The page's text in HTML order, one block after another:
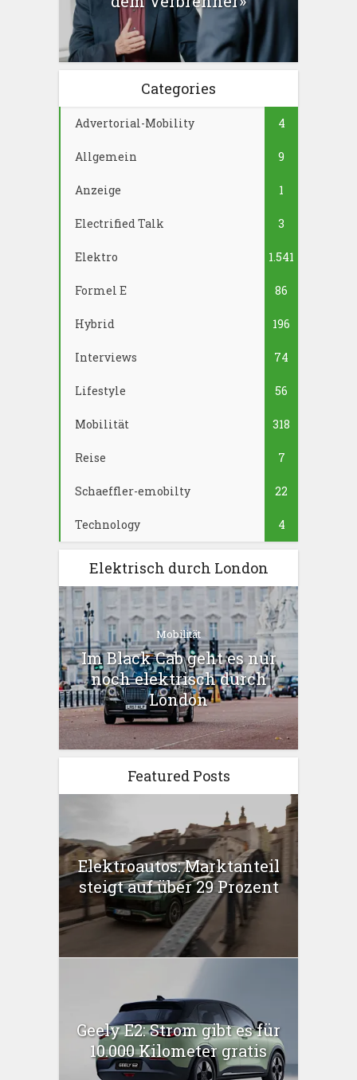
Categories
Advertorial-Mobility 4
Allgemein 9
Anzeige 1
Electrified Talk 3
Elektro 1.541
Formel E 86
Hybrid 196
Interviews 74
Lifestyle 56
Mobilität 318
Reise 7
Schaeffler-emobilty 22
Technology 4
Elektrisch durch London
Mobilität
Im Black Cab geht es nur
noch elektrisch durch
London
Featured Posts
Elektroautos: Marktanteil
steigt auf über 29 Prozent
Geely E2: Strom gibt es für
10.000 Kilometer gratis